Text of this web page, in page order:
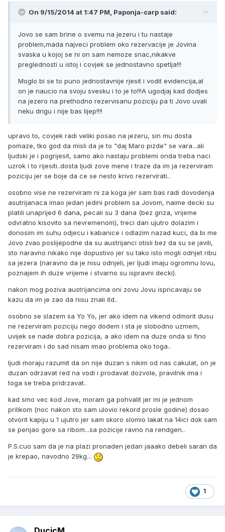
On 9/15/2014 at 1:47 PM, Paponja-carp said:
Jovo se sam brine o svemu na jezeru i tu nastaje
problem,mada najveci problem oko rezervacije je Jovina
svaska u kojoj se ni on sam nemoze snac,nikakve
preglednosti u istoj i covjek se jednostavno spetlja!!!
Moglo bi se to puno jednostavnije rjesit i vodit evidencija,al
on je naucio na svoju svesku i to je to!!!A ugodjaj kad dodjes
na jezero na prethodno rezervisanu poziciju pa ti Jovo uvali
neku drigu i nije bas lijep!!!!
upravo to, covjek radi veliki posao na jezeru, sin mu dosta
pomaze, tko god da misli da je to "daj Maro pizde" se vara...ali
ljudski je i pogrijesit, samo ako nastaju problemi onda treba naci
uzrok i to rijesiti..dosta ljudi zove mene i traze da im ja rezerviram
poziciju jer se boje da ce se nesto krivo rezervirati..
osobno vise ne rezerviram ni za koga jer sam bas radi dovodenja
asutrijanaca imao jedan jedini problem sa Jovom, naime decki su
platili unaprijed 6 dana, pecali su 3 dana (bez griza, vrijeme
odvratno kisovito sa nevremenom), treci dan ujutro dolazim i
donosim im suhu odjecu i kabanice i odlazim nazad kuci, da bi me
Jovo zvao poslijepodne da su austrijanci otisli bez da su se javili,
sto naravno nikako nije dopustivo jer su tako isto mogli odnjet ribu
sa jezera (naravno da je nisu odnjeli, jer ljudi imaju ogromnu lovu,
poznajem ih duze vrijeme i stvarno su ispravni decki).
nakon mog poziva austrijancima oni zovu Jovu ispricavaju se
kazu da im je zao da nisu znali itd..
osobno se slazem sa Yo Yo, jer ako idem na vikend odmorit dusu
ne rezerviram poziciju nego dodem i sta je slobodno uzmem,
uvijek se nade dobra pozicija, a ako idem na duze onda si fino
rezerviram i do sad nisam imao problema oko toga..
ljudi moraju razumit da on nije duzan s nikim od nas cakulat, on je
duzan odrzavat red na vodi i prodavat dozvole, pravilnik ima i
toga se treba pridrzavat..
kad smo vec kod Jove, moram ga pohvalit jer mi je jednom
prilikom (noc nakon sto sam ulovio rekord prosle godine) dosao
otvorit kapiju u 1 ujutro jer sam skoro slomio lakat na 14ici dok sam
se penjao gore sa ribom...sa pozicije ravno na rendgen..
P.S.cuo sam da je na plazi pronaden jedan jaaako debeli saran da
je krepao, navodno 29kg...
1